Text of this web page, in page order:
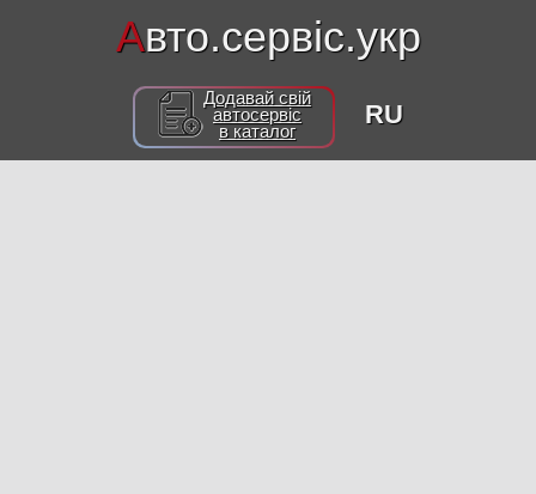
Авто.сервіс.укр
Додавай свій
автосервіс
в каталог
RU